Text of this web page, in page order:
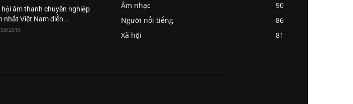
hội âm thanh chuyên nghiệp
nhất Việt Nam diễn...
2019
Âm nhạc
90
Người nổi tiếng
86
Xã hội
81